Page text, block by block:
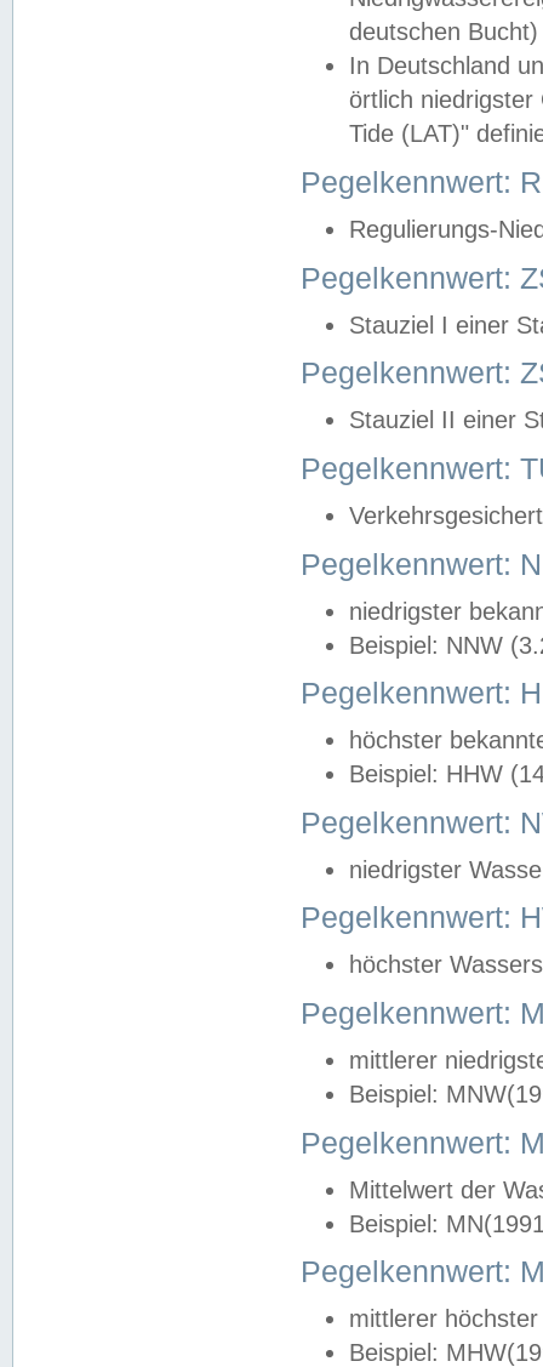
deutschen
In Deutschland
örtlich
Tide (LAT)"
Pegelkennwert:
Regulierungs-
Pegelkennwert:
Stauziel I einer
Pegelkennwert:
Stauziel II einer
Pegelkennwert:
Pegelkennwert:
niedrigster
Beispiel: NNW
Pegelkennwert:
höchster
Beispiel: HHW
Pegelkennwert:
niedrigster
Pegelkennwert:
höchster
Pegelkennwert:
mittlerer
Beispiel:
Pegelkennwert:
Mittelwert der
Beispiel:
Pegelkennwert:
mittlerer
Beispiel: